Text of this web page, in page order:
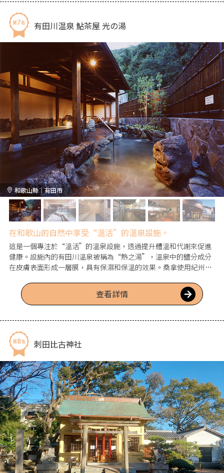
有田川温泉 鮎茶屋 光の湯
和歌山縣｜有田市
在和歌山的自然中享受“溫活”的溫泉設施。
這是一個專注於“溫活”的溫泉設施，透過提升體溫和代謝來促進
健康。設施內的有田川溫泉被稱為“熱之湯”，溫泉中的鹽分成分
在皮膚表面形成一層膜，具有保濕和保溫的效果。桑拿使用紀州備
設施更添魅力。
查看詳情
刺田比古神社